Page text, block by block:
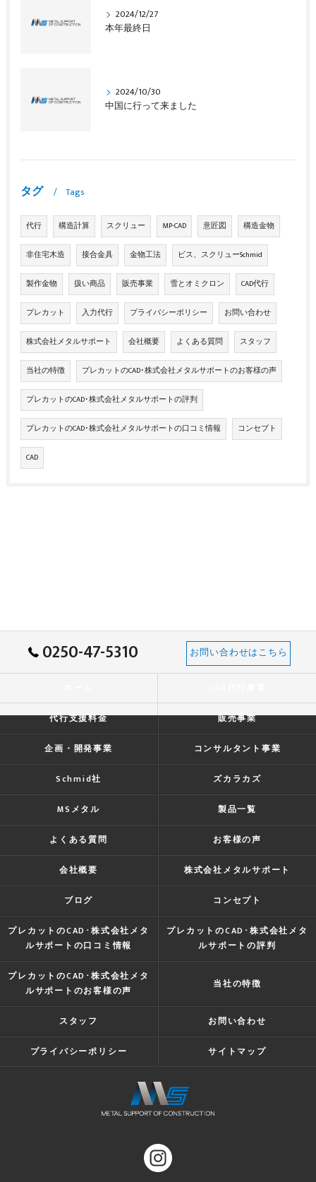
2024/12/27
本年最終日
2024/10/30
中国に行って来ました
タグ Tags
代行 構造計算 スクリュー MP-CAD 意匠図 構造金物
非住宅木造 接合金具 金物工法 ビス、スクリューSchmid
製作金物 扱い商品 販売事業 雪とオミクロン CAD代行
プレカット 入力代行 プライバシーポリシー お問い合わせ
株式会社メタルサポート 会社概要 よくある質問 スタッフ
当社の特徴 プレカットのCAD･株式会社メタルサポートのお客様の声
プレカットのCAD･株式会社メタルサポートの評判
プレカットのCAD･株式会社メタルサポートの口コミ情報 コンセプト
CAD
0250-47-5310 お問い合わせはこちら
代行支援料金 販売事業
企画・開発事業 コンサルタント事業
Schmid社 ズカラカズ
MSメタル 製品一覧
よくある質問 お客様の声
会社概要 株式会社メタルサポート
ブログ コンセプト
プレカットのCAD･株式会社メタ
ルサポートの口コミ情報
プレカットのCAD･株式会社メタ
ルサポートの評判
プレカットのCAD･株式会社メタ
ルサポートのお客様の声
当社の特徴
スタッフ お問い合わせ
プライバシーポリシー サイトマップ